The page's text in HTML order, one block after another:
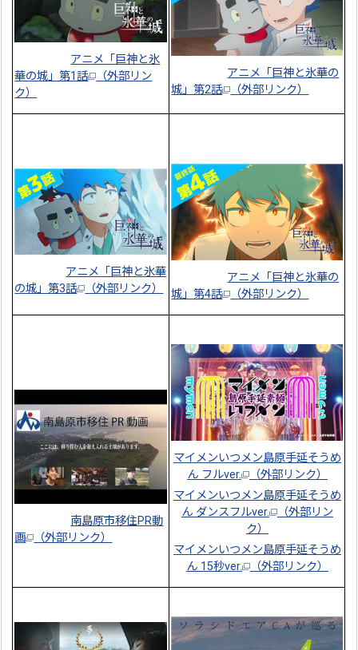
アニメ「巨神と氷
華の城」第1話
（外部リン
ク）
アニメ「巨神と氷華の
城」第2話
（外部リンク）
アニメ「巨神と氷華
の城」第3話
（外部リンク）
アニメ「巨神と氷華の
城」第4話
（外部リンク）
南島原市移住PR動
画
（外部リンク）
マイメンいつメン島原手延そうめ
ん フルver.
（外部リンク）
マイメンいつメン島原手延そうめ
ん ダンスフルver.
（外部リン
ク）
マイメンいつメン島原手延そうめ
ん 15秒ver.
（外部リンク）